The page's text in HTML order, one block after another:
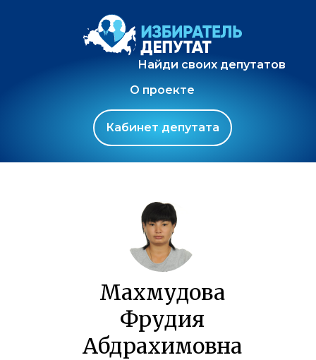
Найди своих депутатов
О проекте
Кабинет депутата
Махмудова
Фрудия
Абдрахимовна